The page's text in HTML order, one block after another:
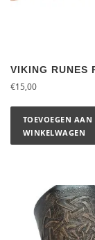
VIKING RUNES
€15,00
TOEVOEGEN AAN
WINKELWAGEN